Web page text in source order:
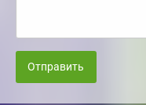
Отправить